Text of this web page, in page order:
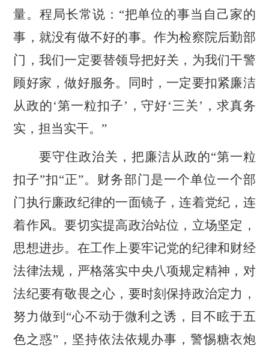
量。程局长常说： “把单位的事当自己家的
事，就没有做不好的事。作为检察院后勤部
门，我们一定要替领导把好关，为我们干警
顾好家，做好服务。同时，一定要扣紧廉洁
从政的‘第一粒扣子’，守好‘三关’，求真务
实，担当实干。”
要守住政治关，把廉洁从政的“第一粒
扣子”扣“正”。财务部门是一个单位一个部
门执行廉政纪律的一面镜子，连着党纪，连
着作风。要切实提高政治站位，立场坚定，
思想进步。在工作上要牢记党的纪律和财经
法律法规，严格落实中央八项规定精神 ，对
法纪要有敬畏之心，要时刻保持政治定力，
努力做到 “心不动于微利之诱，目不眩于五
色之惑”，坚持依法依规办事，警惕糖衣炮